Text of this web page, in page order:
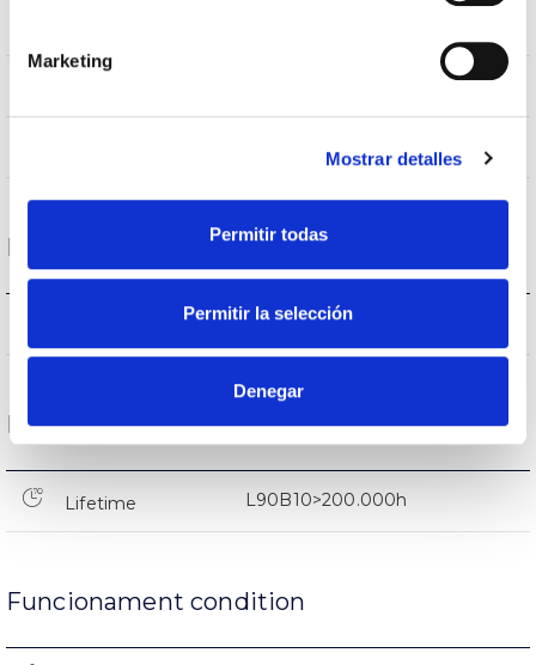
Marketing
Mostrar detalles
Permitir todas
Permitir la selección
Denegar
9007
Performance
147.528lm
Life
Lifetime L90B10>200.000h
Funcionament condition